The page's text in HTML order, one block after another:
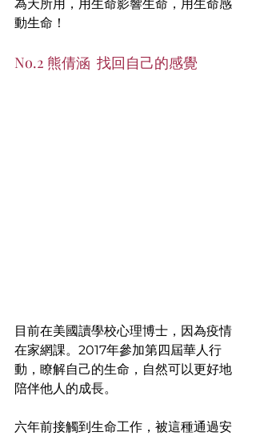
為天所用，用生命影響生命，用生命感
動生命！
​No.2 熊倩涵  找回自己的感覺
目前在美國讀學校心理博士，因為疫情
在家網課。2017年參加第四屆華人行
動，瞭解自己的生命，自然可以更好地
陪伴他人的成長。
六年前接觸到生命工作，被這種通過安